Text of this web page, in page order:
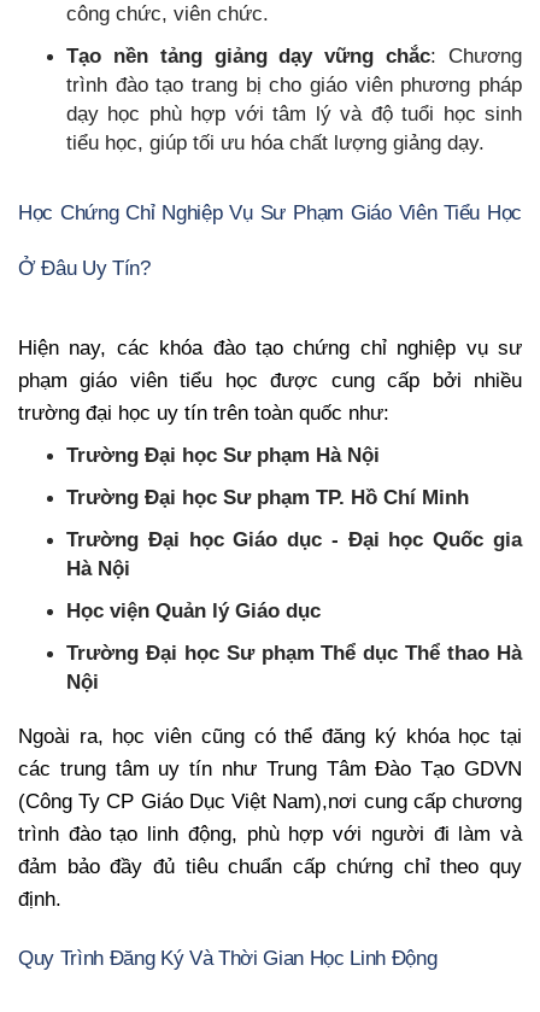
công chức, viên chức.
Tạo nền tảng giảng dạy vững chắc: Chương
trình đào tạo trang bị cho giáo viên phương pháp
dạy học phù hợp với tâm lý và độ tuổi học sinh
tiểu học, giúp tối ưu hóa chất lượng giảng dạy.
Học Chứng Chỉ Nghiệp Vụ Sư Phạm Giáo Viên Tiểu Học
Ở Đâu Uy Tín?
Hiện nay, các khóa đào tạo chứng chỉ nghiệp vụ sư
phạm giáo viên tiểu học được cung cấp bởi nhiều
trường đại học uy tín trên toàn quốc như:
Trường Đại học Sư phạm Hà Nội
Trường Đại học Sư phạm TP. Hồ Chí Minh
Trường Đại học Giáo dục - Đại học Quốc gia
Hà Nội
Học viện Quản lý Giáo dục
Trường Đại học Sư phạm Thể dục Thể thao Hà
Nội
Ngoài ra, học viên cũng có thể đăng ký khóa học tại
các trung tâm uy tín như Trung Tâm Đào Tạo GDVN
(Công Ty CP Giáo Dục Việt Nam),nơi cung cấp chương
trình đào tạo linh động, phù hợp với người đi làm và
đảm bảo đầy đủ tiêu chuẩn cấp chứng chỉ theo quy
định.
Quy Trình Đăng Ký Và Thời Gian Học Linh Động